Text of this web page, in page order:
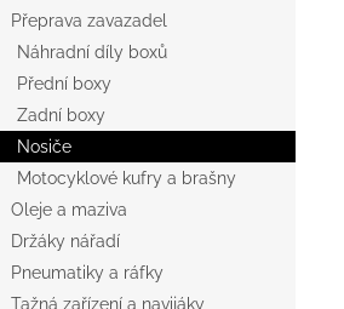
Přeprava zavazadel
Náhradní díly boxů
Přední boxy
Zadní boxy
Nosiče
Motocyklové kufry a brašny
Oleje a maziva
Držáky nářadí
Pneumatiky a ráfky
Tažná zařízení a navijáky